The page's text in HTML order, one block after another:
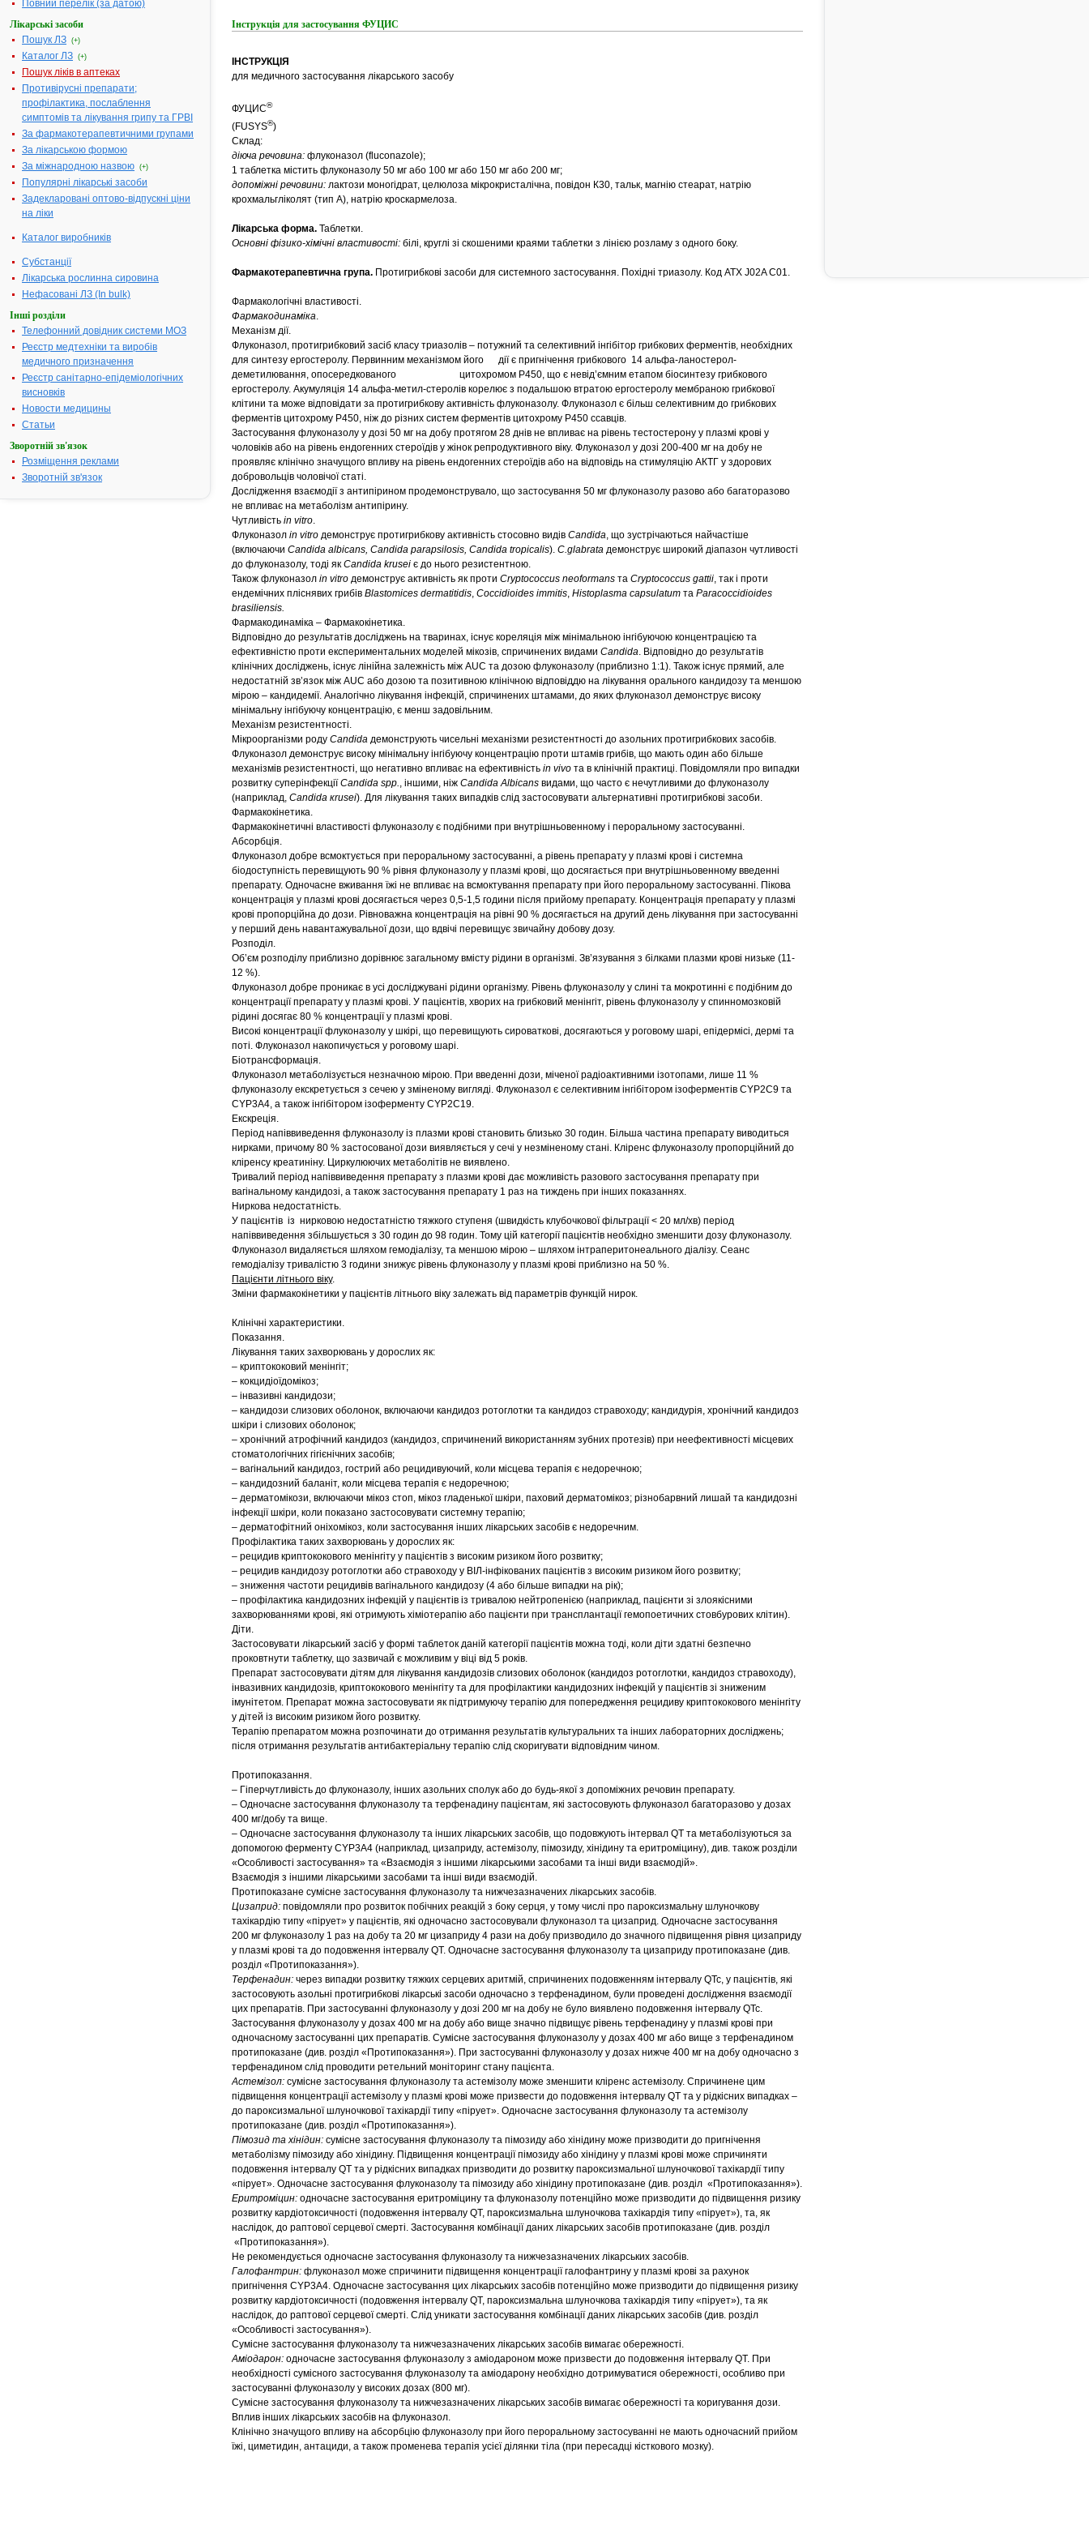
Повний перелік (за датою)
Лікарські засоби
Пошук ЛЗ (+)
Каталог ЛЗ (+)
Пошук ліків в аптеках
Противірусні препарати;
профілактика, послаблення
симптомів та лікування грипу та ГРВІ
За фармакотерапевтичними групами
За лікарською формою
За міжнародною назвою (+)
Популярні лікарські засоби
Задекларовані оптово-відпускні ціни
на ліки
Каталог виробників
Субстанції
Лікарська рослинна сировина
Нефасовані ЛЗ (In bulk)
Інші розділи
Телефонний довідник системи МОЗ
Реєстр медтехніки та виробів
медичного призначення
Реєстр санітарно-епідеміологічних
висновків
Новости медицины
Статьи
Зворотній зв'язок
Розміщення реклами
Зворотній зв'язок
Інструкція для застосування ФУЦИС
ІНСТРУКЦІЯ
для медичного застосування лікарського засобу
ФУЦИС®
(FUSYS®)
Склад:
діюча речовина: флуконазол (fluconazole);
1 таблетка містить флуконазолу 50 мг або 100 мг або 150 мг або 200 мг;
допоміжні речовини: лактози моногідрат, целюлоза мікрокристалічна, повідон К30, тальк, магнію стеарат, натрію
крохмальгліколят (тип А), натрію кроскармелоза.
Лікарська форма. Таблетки.
Основні фізико-хімічні властивості: білі, круглі зі скошеними краями таблетки з лінією розламу з одного боку.
Фармакотерапевтична група. Протигрибкові засоби для системного застосування. Похідні триазолу. Код АТХ J02A C01.
Фармакологічні властивості.
Фармакодинаміка.
Механізм дії.
Флуконазол, протигрибковий засіб класу триазолів – потужний та селективний інгібітор грибкових ферментів, необхідних
для синтезу ергостеролу. Первинним механізмом його дії є пригнічення грибкового 14 альфа-ланостерол-
деметилювання, опосередкованого цитохромом Р450, що є невід’ємним етапом біосинтезу грибкового
ергостеролу. Акумуляція 14 альфа-метил-стеролів корелює з подальшою втратою ергостеролу мембраною грибкової
клітини та може відповідати за протигрибкову активність флуконазолу. Флуконазол є більш селективним до грибкових
ферментів цитохрому Р450, ніж до різних систем ферментів цитохрому Р450 ссавців.
Застосування флуконазолу у дозі 50 мг на добу протягом 28 днів не впливає на рівень тестостерону у плазмі крові у
чоловіків або на рівень ендогенних стероїдів у жінок репродуктивного віку. Флуконазол у дозі 200-400 мг на добу не
проявляє клінічно значущого впливу на рівень ендогенних стероїдів або на відповідь на стимуляцію АКТГ у здорових
добровольців чоловічої статі.
Дослідження взаємодії з антипірином продемонструвало, що застосування 50 мг флуконазолу разово або багаторазово
не впливає на метаболізм антипірину.
Чутливість in vitro.
Флуконазол in vitro демонструє протигрибкову активність стосовно видів Candida, що зустрічаються найчастіше
(включаючи Candida albicans, Candida parapsilosis, Candida tropicalis). C.glabrata демонструє широкий діапазон чутливості
до флуконазолу, тоді як Candida krusei є до нього резистентною.
Також флуконазол in vitro демонструє активність як проти Cryptococcus neoformans та Cryptococcus gattii, так і проти
ендемічних пліснявих грибів Blastomices dermatitidis, Coccidioides immitis, Histoplasma capsulatum та Paracoccidioides
brasiliensis.
Фармакодинаміка – Фармакокінетика.
Відповідно до результатів досліджень на тваринах, існує кореляція між мінімальною інгібуючою концентрацією та
ефективністю проти експериментальних моделей мікозів, спричинених видами Candida. Відповідно до результатів
клінічних досліджень, існує лінійна залежність між AUC та дозою флуконазолу (приблизно 1:1). Також існує прямий, але
недостатній зв’язок між AUC або дозою та позитивною клінічною відповіддю на лікування орального кандидозу та меншою
мірою – кандидемії. Аналогічно лікування інфекцій, спричинених штамами, до яких флуконазол демонструє високу
мінімальну інгібуючу концентрацію, є менш задовільним.
Механізм резистентності.
Мікроорганізми роду Candida демонструють чисельні механізми резистентності до азольних протигрибкових засобів.
Флуконазол демонструє високу мінімальну інгібуючу концентрацію проти штамів грибів, що мають один або більше
механізмів резистентності, що негативно впливає на ефективність in vivo та в клінічній практиці. Повідомляли про випадки
розвитку суперінфекціїCandida spp., іншими, ніж Candida Albicans видами, що часто є нечутливими до флуконазолу
(наприклад, Candida кrusei). Для лікування таких випадків слід застосовувати альтернативні протигрибкові засоби.
Фармакокінетика.
Фармакокінетичні властивості флуконазолу є подібними при внутрішньовенному і пероральному застосуванні.
Абсорбція.
Флуконазол добре всмоктується при пероральному застосуванні, а рівень препарату у плазмі крові і системна
біодоступність перевищують 90 % рівня флуконазолу у плазмі крові, що досягається при внутрішньовенному введенні
препарату. Одночасне вживання їжі не впливає на всмоктування препарату при його пероральному застосуванні. Пікова
концентрація у плазмі крові досягається через 0,5-1,5 години після прийому препарату. Концентрація препарату у плазмі
крові пропорційна до дози. Рівноважна концентрація на рівні 90 % досягається на другий день лікування при застосуванні
у перший день навантажувальної дози, що вдвічі перевищує звичайну добову дозу.
Розподіл.
Об’єм розподілу приблизно дорівнює загальному вмісту рідини в організмі. Зв’язування з білками плазми крові низьке (11-
12 %).
Флуконазол добре проникає в усі досліджувані рідини організму. Рівень флуконазолу у слині та мокротинні є подібним до
концентрації препарату у плазмі крові. У пацієнтів, хворих на грибковий менінгіт, рівень флуконазолу у спинномозковій
рідині досягає 80 % концентрації у плазмі крові.
Високі концентрації флуконазолу у шкірі, що перевищують сироваткові, досягаються у роговому шарі, епідермісі, дермі та
поті. Флуконазол накопичується у роговому шарі.
Біотрансформація.
Флуконазол метаболізується незначною мірою. При введенні дози, міченої радіоактивними ізотопами, лише 11 %
флуконазолу екскретується з сечею у зміненому вигляді. Флуконазол є селективним інгібітором ізоферментів CYP2С9 та
CYP3А4, а також інгібітором ізоферменту CYP2С19.
Екскреція.
Період напіввиведення флуконазолу із плазми крові становить близько 30 годин. Більша частина препарату виводиться
нирками, причому 80 % застосованої дози виявляється у сечі у незміненому стані. Кліренс флуконазолу пропорційний до
кліренсу креатиніну. Циркулюючих метаболітів не виявлено.
Тривалий період напіввиведення препарату з плазми крові дає можливість разового застосування препарату при
вагінальному кандидозі, а також застосування препарату 1 раз на тиждень при інших показаннях.
Ниркова недостатність.
У пацієнтів із нирковою недостатністю тяжкого ступеня (швидкість клубочкової фільтрації < 20 мл/хв) період
напіввиведення збільшується з 30 годин до 98 годин. Тому цій категорії пацієнтів необхідно зменшити дозу флуконазолу.
Флуконазол видаляється шляхом гемодіалізу, та меншою мірою – шляхом інтраперитонеального діалізу. Сеанс
гемодіалізу тривалістю 3 години знижує рівень флуконазолу у плазмі крові приблизно на 50 %.
Пацієнти літнього віку.
Зміни фармакокінетики у пацієнтів літнього віку залежать від параметрів функцій нирок.
Клінічні характеристики.
Показання.
Лікування таких захворювань у дорослих як:
– криптококовий менінгіт;
– кокцидіоїдомікоз;
– інвазивні кандидози;
– кандидози слизових оболонок, включаючи кандидоз ротоглотки та кандидоз стравоходу; кандидурія, хронічний кандидоз
шкіри і слизових оболонок;
– хронічний атрофічний кандидоз (кандидоз, спричинений використанням зубних протезів) при неефективності місцевих
стоматологічних гігієнічних засобів;
– вагінальний кандидоз, гострий або рецидивуючий, коли місцева терапія є недоречною;
– кандидозний баланіт, коли місцева терапія є недоречною;
– дерматомікози, включаючи мікоз стоп, мікоз гладенької шкіри, паховий дерматомікоз; різнобарвний лишай та кандидозні
інфекції шкіри, коли показано застосовувати системну терапію;
– дерматофітний оніхомікоз, коли застосування інших лікарських засобів є недоречним.
Профілактика таких захворювань у дорослих як:
– рецидив криптококового менінгіту у пацієнтів з високим ризиком його розвитку;
– рецидив кандидозу ротоглотки або стравоходу у ВІЛ-інфікованих пацієнтів з високим ризиком його розвитку;
– зниження частоти рецидивів вагінального кандидозу (4 або більше випадки на рік);
– профілактика кандидозних інфекцій у пацієнтів із тривалою нейтропенією (наприклад, пацієнти зі злоякісними
захворюваннями крові, які отримують хіміотерапію або пацієнти при трансплантації гемопоетичних стовбурових клітин).
Діти.
Застосовувати лікарський засіб у формі таблеток даній категорії пацієнтів можна тоді, коли діти здатні безпечно
проковтнути таблетку, що зазвичай є можливим у віці від 5 років.
Препарат застосовувати дітям для лікування кандидозів слизових оболонок (кандидоз ротоглотки, кандидоз стравоходу),
інвазивних кандидозів, криптококового менінгіту та для профілактики кандидозних інфекцій у пацієнтів зі зниженим
імунітетом. Препарат можна застосовувати як підтримуючу терапію для попередження рецидиву криптококового менінгіту
у дітей із високим ризиком його розвитку.
Терапію препаратом можна розпочинати до отримання результатів культуральних та інших лабораторних досліджень;
після отримання результатів антибактеріальну терапію слід скоригувати відповідним чином.
Протипоказання.
– Гіперчутливість до флуконазолу, інших азольних сполук або до будь-якої з допоміжних речовин препарату.
– Одночасне застосування флуконазолу та терфенадину пацієнтам, які застосовують флуконазол багаторазово у дозах
400 мг/добу та вище.
– Одночасне застосування флуконазолу та інших лікарських засобів, що подовжують інтервал QT та метаболізуються за
допомогою ферменту CYP3А4 (наприклад, цизаприду, астемізолу, пімозиду, хінідину та еритроміцину), див. також розділи
«Особливості застосування» та «Взаємодія з іншими лікарськими засобами та інші види взаємодій».
Взаємодія з іншими лікарськими засобами та інші види взаємодій.
Протипоказане сумісне застосування флуконазолу та нижчезазначених лікарських засобів.
Цизаприд: повідомляли про розвиток побічних реакцій з боку серця, у тому числі про пароксизмальну шлуночкову
тахікардію типу «пірует» у пацієнтів, які одночасно застосовували флуконазол та цизаприд. Одночасне застосування
200 мг флуконазолу 1 раз на добу та 20 мг цизаприду 4 рази на добу призводило до значного підвищення рівня цизаприду
у плазмі крові та до подовження інтервалу QT. Одночасне застосування флуконазолу та цизаприду протипоказане (див.
розділ «Протипоказання»).
Терфенадин: через випадки розвитку тяжких серцевих аритмій, спричинених подовженням інтервалу QTc, у пацієнтів, які
застосовують азольні протигрибкові лікарські засоби одночасно з терфенадином, були проведені дослідження взаємодії
цих препаратів. При застосуванні флуконазолу у дозі 200 мг на добу не було виявлено подовження інтервалу QTc.
Застосування флуконазолу у дозах 400 мг на добу або вище значно підвищує рівень терфенадину у плазмі крові при
одночасному застосуванні цих препаратів. Сумісне застосування флуконазолу у дозах 400 мг або вище з терфенадином
протипоказане (див. розділ «Протипоказання»). При застосуванні флуконазолу у дозах нижче 400 мг на добу одночасно з
терфенадином слід проводити ретельний моніторинг стану пацієнта.
Астемізол: сумісне застосування флуконазолу та астемізолу може зменшити кліренс астемізолу. Спричинене цим
підвищення концентрації астемізолу у плазмі крові може призвести до подовження інтервалу QT та у рідкісних випадках –
до пароксизмальної шлуночкової тахікардії типу «пірует». Одночасне застосування флуконазолу та астемізолу
протипоказане (див. розділ «Протипоказання»).
Пімозид та хінідин: сумісне застосування флуконазолу та пімозиду або хінідину може призводити до пригнічення
метаболізму пімозиду або хінідину. Підвищення концентрації пімозиду або хінідину у плазмі крові може спричиняти
подовження інтервалу QT та у рідкісних випадках призводити до розвитку пароксизмальної шлуночкової тахікардії типу
«пірует». Одночасне застосування флуконазолу та пімозиду або хінідину протипоказане (див. розділ «Протипоказання»).
Еритроміцин: одночасне застосування еритроміцину та флуконазолу потенційно може призводити до підвищення ризику
розвитку кардіотоксичності (подовження інтервалу QT, пароксизмальна шлуночкова тахікардія типу «пірует»), та, як
наслідок, до раптової серцевої смерті. Застосування комбінації даних лікарських засобів протипоказане (див. розділ
«Протипоказання»).
Не рекомендується одночасне застосування флуконазолу та нижчезазначених лікарських засобів.
Галофантрин: флуконазол може спричинити підвищення концентрації галофантрину у плазмі крові за рахунок
пригнічення CYP3A4. Одночасне застосування цих лікарських засобів потенційно може призводити до підвищення ризику
розвитку кардіотоксичності (подовження інтервалу QT, пароксизмальна шлуночкова тахікардія типу «пірует»), та як
наслідок, до раптової серцевої смерті. Слід уникати застосування комбінації даних лікарських засобів (див. розділ
«Особливості застосування»).
Сумісне застосування флуконазолу та нижчезазначених лікарських засобів вимагає обережності.
Аміодарон: одночасне застосування флуконазолу з аміодароном може призвести до подовження інтервалу QT. При
необхідності сумісного застосування флуконазолу та аміодарону необхідно дотримуватися обережності, особливо при
застосуванні флуконазолу у високих дозах (800 мг).
Сумісне застосування флуконазолу та нижчезазначених лікарських засобів вимагає обережності та коригування дози.
Вплив інших лікарських засобів на флуконазол.
Клінічно значущого впливу на абсорбцію флуконазолу при його пероральному застосуванні не мають одночасний прийом
їжі, циметидин, антациди, а також променева терапія усієї ділянки тіла (при пересадці кісткового мозку).